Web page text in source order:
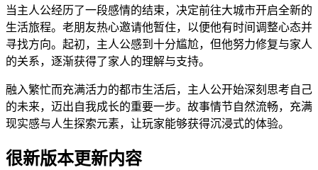
当主人公经历了一段感情的结束，决定前往大城市开启全新的
生活旅程。老朋友热心邀请他暂住，以便他有时间调整心态并
寻找方向。起初，主人公感到十分尴尬，但他努力修复与家人
的关系，逐渐获得了家人的理解与支持。
融入繁忙而充满活力的都市生活后，主人公开始深刻思考自己
的未来，迈出自我成长的重要一步。故事情节自然流畅，充满
现实感与人生探索元素，让玩家能够获得沉浸式的体验。
很新版本更新内容